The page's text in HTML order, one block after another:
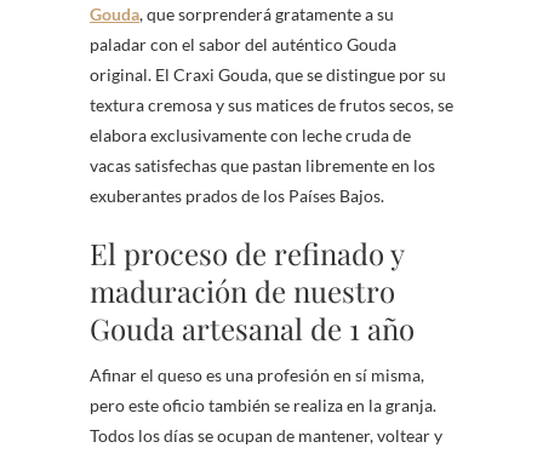
Gouda, que sorprenderá gratamente a su
paladar con el sabor del auténtico Gouda
original. El Craxi Gouda, que se distingue por su
textura cremosa y sus matices de frutos secos, se
elabora exclusivamente con leche cruda de
vacas satisfechas que pastan libremente en los
exuberantes prados de los Países Bajos.
El proceso de refinado y
maduración de nuestro
Gouda artesanal de 1 año
Afinar el queso es una profesión en sí misma,
pero este oficio también se realiza en la granja.
Todos los días se ocupan de mantener, voltear y